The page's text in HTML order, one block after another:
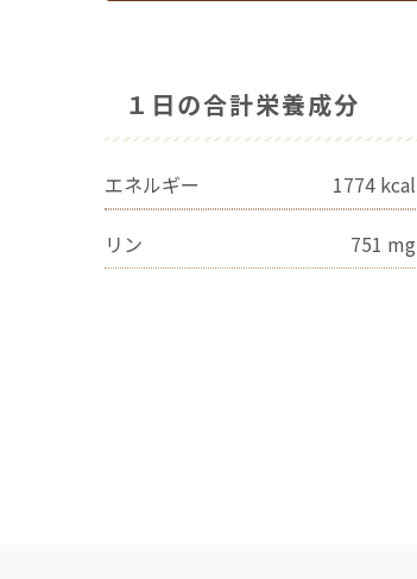
１日の合計栄養成分
エネルギー 1774 kcal
リン 751 mg